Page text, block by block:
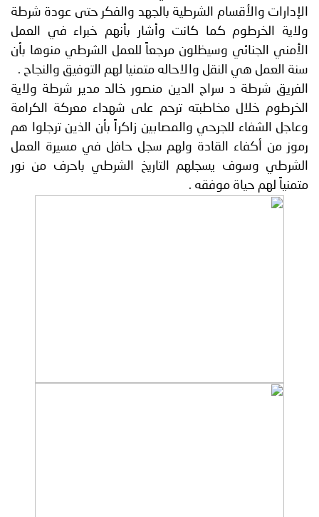
الإدارات والأقسام الشرطية بالجهد والفكر حتى عودة شرطة
ولاية الخرطوم كما كانت وأشار بأنهم خبراء في العمل
الأمني الجنائي وسيظلون مرجعاً للعمل الشرطي منوها بأن
سنة العمل هي النقل والاحاله متمنيا لهم التوفيق والنجاح .
الفريق شرطة د سراج الدين منصور خالد مدير شرطة ولاية
الخرطوم خلال مخاطبته ترحم على شهداء معركة الكرامة
وعاجل الشفاء للجرحي والمصابين زاكراً بأن الذين ترجلوا هم
رموز من أكفاء القادة ولهم سجل حافل في مسيرة العمل
الشرطي وسوف يسجلهم التاريخ الشرطي باحرف من نور
متمنياً لهم حياة موفقه .